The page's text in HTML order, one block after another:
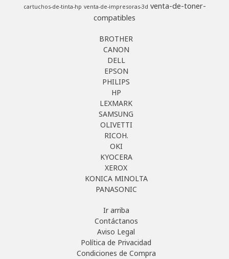
cartuchos-de-tinta-hp venta-de-impresoras-3d venta-de-toner-
compatibles
BROTHER
CANON
DELL
EPSON
PHILIPS
HP
LEXMARK
SAMSUNG
OLIVETTI
RICOH.
OKI
KYOCERA
XEROX
KONICA MINOLTA
PANASONIC
Ir arriba
Contáctanos
Aviso Legal
Política de Privacidad
Condiciones de Compra